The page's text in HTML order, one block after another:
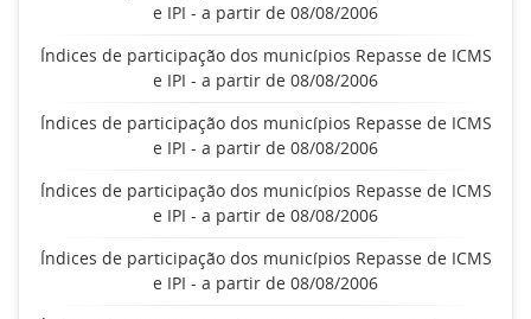
e IPI - a partir de 08/08/2006
Índices de participação dos municípios Repasse de ICMS
e IPI - a partir de 08/08/2006
Índices de participação dos municípios Repasse de ICMS
e IPI - a partir de 08/08/2006
Índices de participação dos municípios Repasse de ICMS
e IPI - a partir de 08/08/2006
Índices de participação dos municípios Repasse de ICMS
e IPI - a partir de 08/08/2006